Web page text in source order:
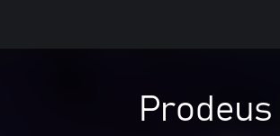
Prodeus